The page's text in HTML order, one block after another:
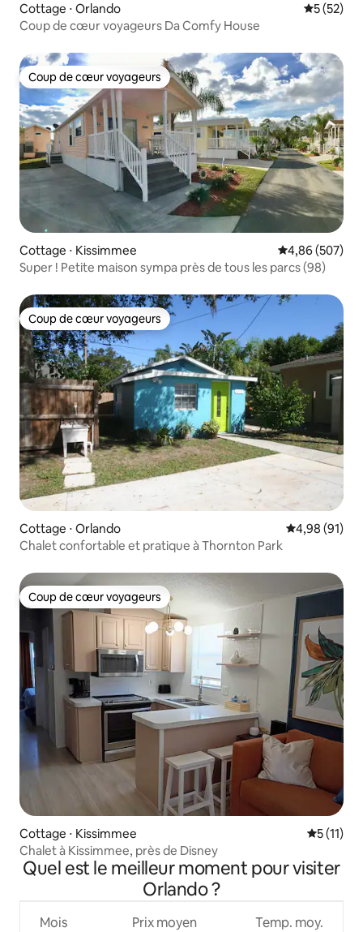
Cottage ⋅ Orlando
5 (52)
Coup de cœur voyageurs Da Comfy House
Coup de cœur voyageurs
Coup de cœur voyageurs
Cottage ⋅ Kissimmee Évaluation
4,86 (507)
Super ! Petite maison sympa près de tous les parcs (98)
Coup de cœur voyageurs
Coup de cœur voyageurs
Cottage ⋅ Orlando Évaluation
4,98 (91)
Chalet confortable et pratique à Thornton Park
Coup de cœur voyageurs
Coup de cœur voyageurs
Cottage ⋅ Kissimmee
5 (11)
Chalet à Kissimmee, près de Disney
Quel est le meilleur moment pour visiter
Orlando ?
Mois Prix moyen Temp. moy.